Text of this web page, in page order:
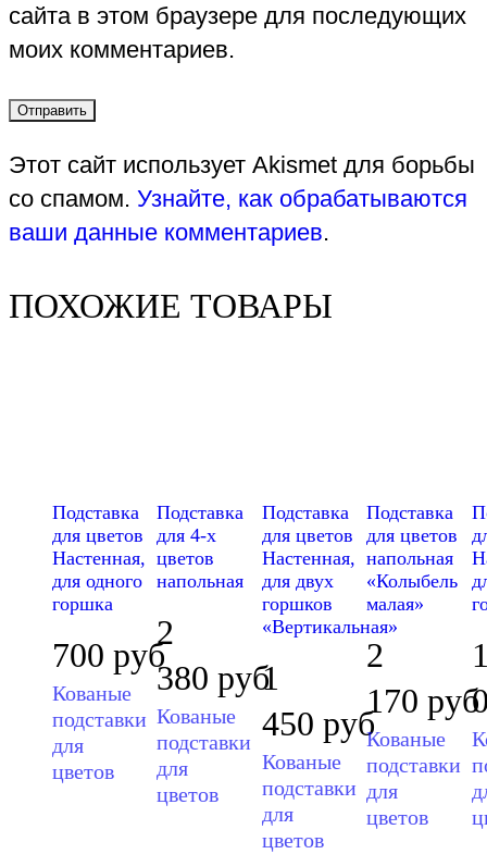
сайта в этом браузере для последующих
моих комментариев.
Этот сайт использует Akismet для борьбы
со спамом. Узнайте, как обрабатываются
ваши данные комментариев.
ПОХОЖИЕ ТОВАРЫ
Подставка
для цветов
Настенная,
для одного
горшка
700 руб
Кованые
подставки
для
цветов
Подставка
для 4-х
цветов
напольная
2
380руб
Кованые
подставки
для
цветов
Подставка
для цветов
Настенная,
для двух
горшков
«Вертикальная»
1
450 руб
Кованые
подставки
для
цветов
Подставка
для цветов
напольная
«Колыбель
малая»
2
170руб
Кованые
подставки
для
цветов